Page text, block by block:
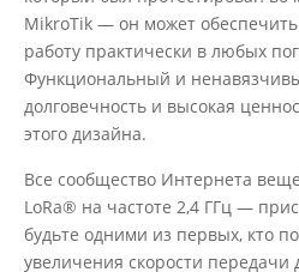
MikroTik — он может
работу практически в любых
Функциональный и
долговечность и высокая
этого дизайна.
Все сообщество Интернета
LoRa® на частоте 2,4 ГГц —
будьте одними из первых, кто
увеличения скорости передачи